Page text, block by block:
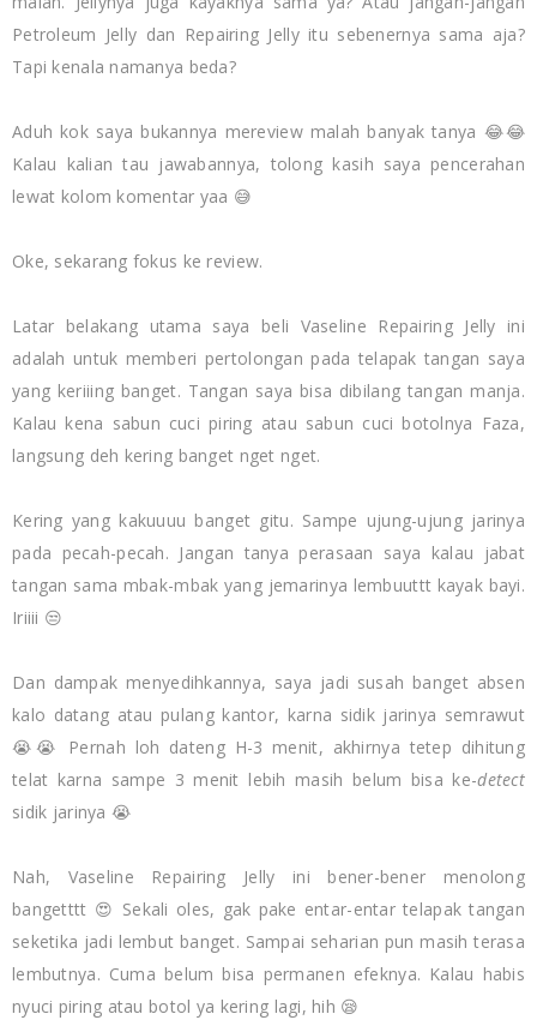
Petroleum Jelly dan Repairing Jelly itu sebenernya sama aja?
Tapi kenala namanya beda?
Aduh kok saya bukannya mereview malah banyak tanya 😂😂
Kalau kalian tau jawabannya, tolong kasih saya pencerahan
lewat kolom komentar yaa 😅
Oke, sekarang fokus ke review.
Latar belakang utama saya beli Vaseline Repairing Jelly ini
adalah untuk memberi pertolongan pada telapak tangan saya
yang keriiing banget. Tangan saya bisa dibilang tangan manja.
Kalau kena sabun cuci piring atau sabun cuci botolnya Faza,
langsung deh kering banget nget nget.
Kering yang kakuuuu banget gitu. Sampe ujung-ujung jarinya
pada pecah-pecah. Jangan tanya perasaan saya kalau jabat
tangan sama mbak-mbak yang jemarinya lembuuttt kayak bayi.
Iriiii 😒
Dan dampak menyedihkannya, saya jadi susah banget absen
kalo datang atau pulang kantor, karna sidik jarinya semrawut
😭😭 Pernah loh dateng H-3 menit, akhirnya tetep dihitung
telat karna sampe 3 menit lebih masih belum bisa ke-detect
sidik jarinya 😭
Nah, Vaseline Repairing Jelly ini bener-bener menolong
bangetttt 😍 Sekali oles, gak pake entar-entar telapak tangan
seketika jadi lembut banget. Sampai seharian pun masih terasa
lembutnya. Cuma belum bisa permanen efeknya. Kalau habis
nyuci piring atau botol ya kering lagi, hih 😪